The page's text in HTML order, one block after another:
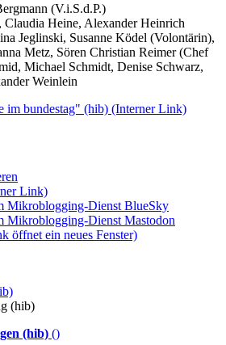
(V.i.S.d.P.)
Claudia Heine, Alexander Heinrich
Jeglinski, Susanne Ködel (Volontärin),
Metz, Sören Christian Reimer (Chef
Michael Schmidt, Denise Schwarz,
Weinlein
im bundestag" (hib) (Interner Link)
Link)
Mikroblogging-Dienst BlueSky
Mikroblogging-Dienst Mastodon
öffnet ein neues Fenster)
(hib)
(hib) ()